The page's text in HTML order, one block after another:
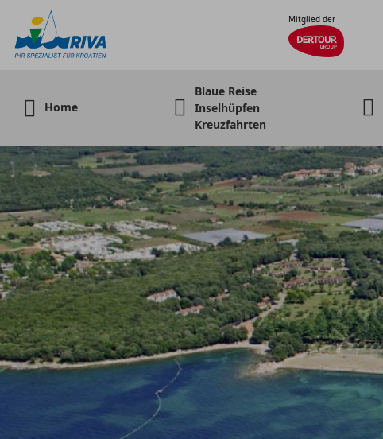
Mitglied der
Home
Blaue Reise
Inselhüpfen
Kreuzfahrten